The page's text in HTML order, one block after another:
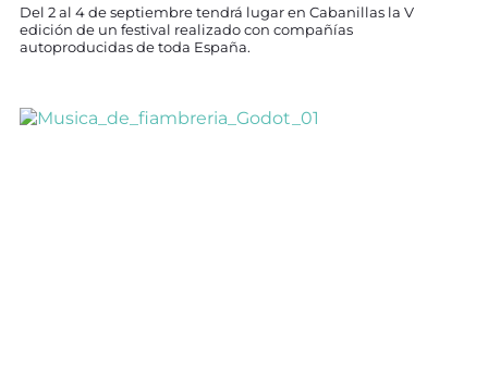
Del 2 al 4 de septiembre tendrá lugar en Cabanillas la V
edición de un festival realizado con compañías
autoproducidas de toda España.